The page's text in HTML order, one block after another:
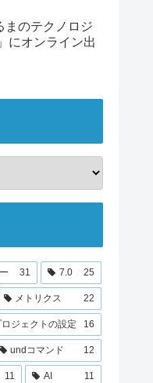
まのテクノロジ
にオンライン出
31 7.0 25
メトリクス 22
ロジェクトの設定 16
undコマンド 12
11 AI 11